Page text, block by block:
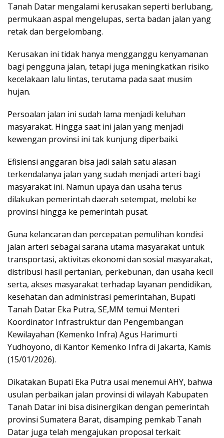
Tanah Datar mengalami kerusakan seperti berlubang,
permukaan aspal mengelupas, serta badan jalan yang
retak dan bergelombang.
Kerusakan ini tidak hanya mengganggu kenyamanan
bagi pengguna jalan, tetapi juga meningkatkan risiko
kecelakaan lalu lintas, terutama pada saat musim
hujan.
Persoalan jalan ini sudah lama menjadi keluhan
masyarakat. Hingga saat ini jalan yang menjadi
kewengan provinsi ini tak kunjung diperbaiki.
Efisiensi anggaran bisa jadi salah satu alasan
terkendalanya jalan yang sudah menjadi arteri bagi
masyarakat ini. Namun upaya dan usaha terus
dilakukan pemerintah daerah setempat, melobi ke
provinsi hingga ke pemerintah pusat.
Guna kelancaran dan percepatan pemulihan kondisi
jalan arteri sebagai sarana utama masyarakat untuk
transportasi, aktivitas ekonomi dan sosial masyarakat,
distribusi hasil pertanian, perkebunan, dan usaha kecil
serta, akses masyarakat terhadap layanan pendidikan,
kesehatan dan administrasi pemerintahan, Bupati
Tanah Datar Eka Putra, SE,MM temui Menteri
Koordinator Infrastruktur dan Pengembangan
Kewilayahan (Kemenko Infra) Agus Harimurti
Yudhoyono, di Kantor Kemenko Infra di Jakarta, Kamis
(15/01/2026).
Dikatakan Bupati Eka Putra usai menemui AHY, bahwa
usulan perbaikan jalan provinsi di wilayah Kabupaten
Tanah Datar ini bisa disinergikan dengan pemerintah
provinsi Sumatera Barat, disamping pemkab Tanah
Datar juga telah mengajukan proposal terkait